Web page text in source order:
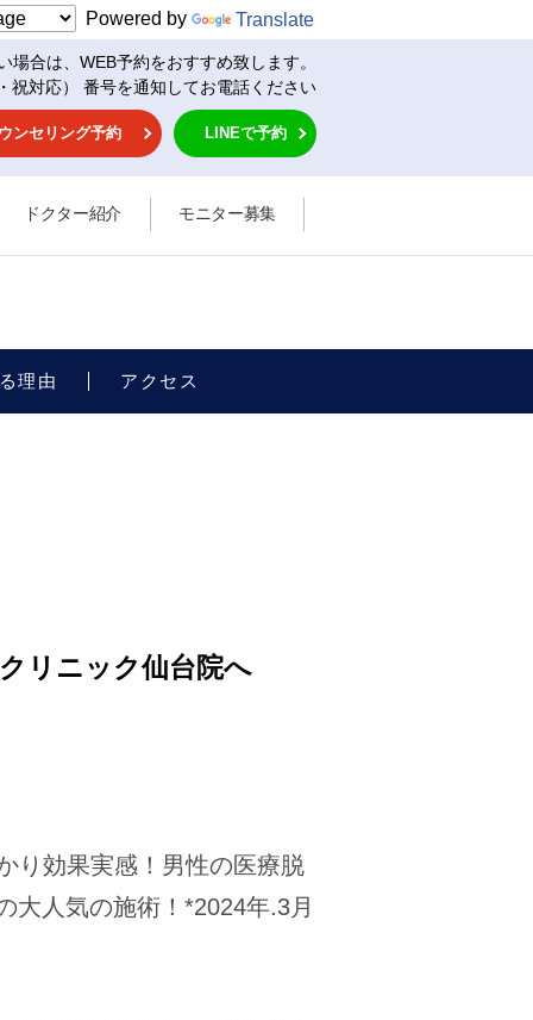
Powered by Translate
場合は、WEB予約をおすすめ致します。
祝対応） 番号を通知してお電話ください
ンセリング予約 LINEで予約
ドクター紹介 モニター募集
理由 アクセス
リニック仙台院へ
り効果実感！男性の医療脱
大人気の施術！*2024年.3月